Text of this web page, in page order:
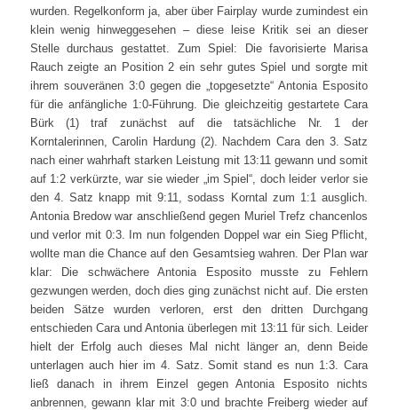
wurden. Regelkonform ja, aber über Fairplay wurde zumindest ein
klein wenig hinweggesehen – diese leise Kritik sei an dieser
Stelle durchaus gestattet. Zum Spiel: Die favorisierte Marisa
Rauch zeigte an Position 2 ein sehr gutes Spiel und sorgte mit
ihrem souveränen 3:0 gegen die „topgesetzte“ Antonia Esposito
für die anfängliche 1:0-Führung. Die gleichzeitig gestartete Cara
Bürk (1) traf zunächst auf die tatsächliche Nr. 1 der
Korntalerinnen, Carolin Hardung (2). Nachdem Cara den 3. Satz
nach einer wahrhaft starken Leistung mit 13:11 gewann und somit
auf 1:2 verkürzte, war sie wieder „im Spiel“, doch leider verlor sie
den 4. Satz knapp mit 9:11, sodass Korntal zum 1:1 ausglich.
Antonia Bredow war anschließend gegen Muriel Trefz chancenlos
und verlor mit 0:3. Im nun folgenden Doppel war ein Sieg Pflicht,
wollte man die Chance auf den Gesamtsieg wahren. Der Plan war
klar: Die schwächere Antonia Esposito musste zu Fehlern
gezwungen werden, doch dies ging zunächst nicht auf. Die ersten
beiden Sätze wurden verloren, erst den dritten Durchgang
entschieden Cara und Antonia überlegen mit 13:11 für sich. Leider
hielt der Erfolg auch dieses Mal nicht länger an, denn Beide
unterlagen auch hier im 4. Satz. Somit stand es nun 1:3. Cara
ließ danach in ihrem Einzel gegen Antonia Esposito nichts
anbrennen, gewann klar mit 3:0 und brachte Freiberg wieder auf